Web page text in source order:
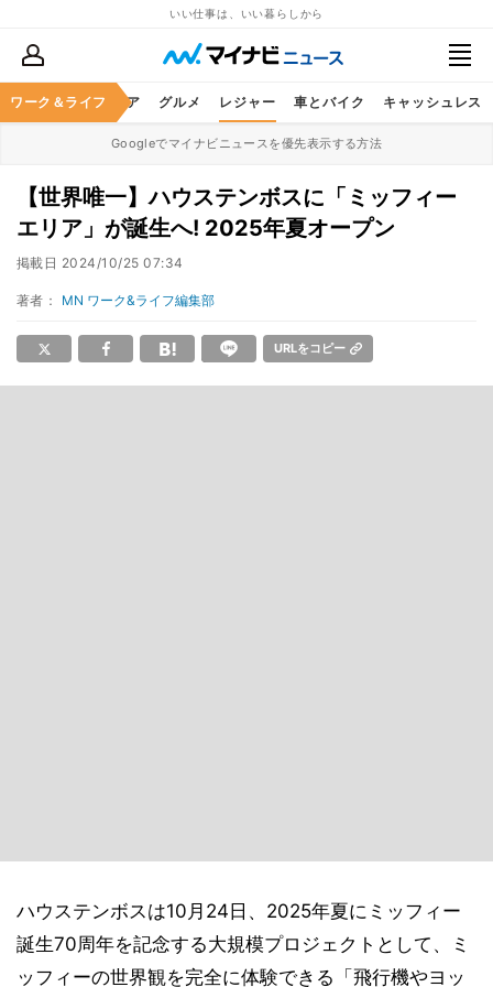
いい仕事は、いい暮らしから
ワーク＆ライフ
暮らし ヘルスケア グルメ レジャー 車とバイク キャッシュレス
Googleでマイナビニュースを優先表示する方法
【世界唯一】ハウステンボスに「ミッフィー
エリア」が誕生へ! 2025年夏オープン
掲載日 2024/10/25 07:34
著者： MN ワーク&ライフ編集部
URLをコピー
ハウステンボスは10月24日、2025年夏にミッフィー
誕生70周年を記念する大規模プロジェクトとして、ミ
ッフィーの世界観を完全に体験できる「飛行機やヨッ